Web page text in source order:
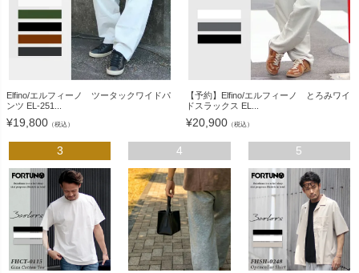
Elfino/エルフィーノ ツータックワイドパ
ンツ EL-251...
¥19,800 （税込）
【予約】Elfino/エルフィーノ とろみワイ
ドスラックス EL...
¥20,900 （税込）
3 4 5